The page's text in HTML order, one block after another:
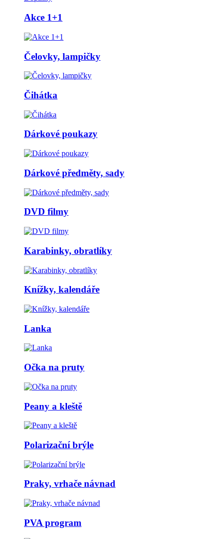
Akce 1+1
Čelovky, lampičky
Čihátka
Dárkové poukazy
Dárkové předměty, sady
DVD filmy
Karabinky, obratlíky
Knížky, kalendáře
Lanka
Očka na pruty
Peany a kleště
Polarizační brýle
Praky, vrhače návnad
PVA program